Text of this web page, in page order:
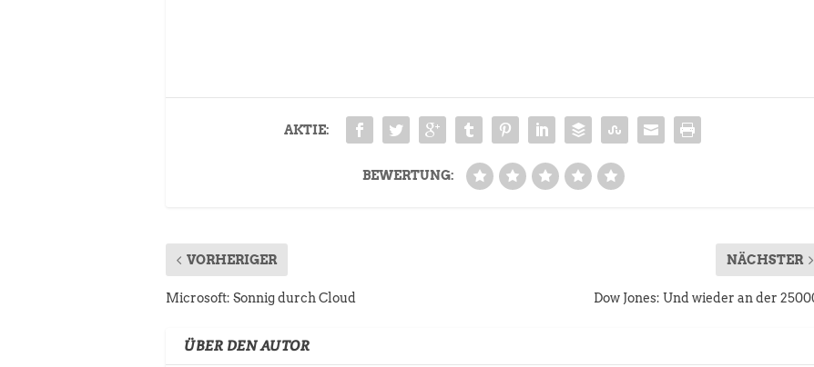
AKTIE:
BEWERTUNG:
VORHERIGER
Microsoft: Sonnig durch Cloud
NÄCHSTER
Dow Jones: Und wieder an der
ÜBER DEN AUTOR